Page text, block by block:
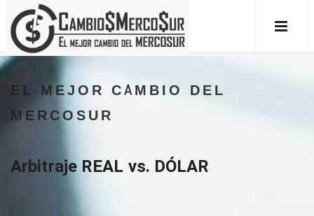
EL MEJOR CAMBIO DEL
MERCOSUR
Arbitraje REAL vs. DÓLAR